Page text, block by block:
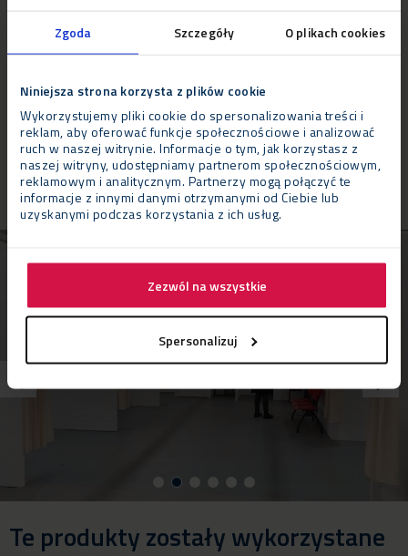
Zgoda Szczegóły O plikach cookies
Niniejsza strona korzysta z plików cookie
Wykorzystujemy pliki cookie do spersonalizowania treści i
reklam, aby oferować funkcje społecznościowe i analizować
ruch w naszej witrynie. Informacje o tym, jak korzystasz z
naszej witryny, udostępniamy partnerom społecznościowym,
reklamowym i analitycznym. Partnerzy mogą połączyć te
informacje z innymi danymi otrzymanymi od Ciebie lub
uzyskanymi podczas korzystania z ich usług.
Zezwól na wszystkie
Spersonalizuj
Efekt
Dzięki budowie hali namiotowej pod sale segregacji, oddział
ratunkowy szpitala św. Anny w Geldrop jest przygotowany na
Powierzchnia150 m2
Czas montażu1 dzień (+ 1 dzień na wyposażenie)
Okrestak długo jak będzie to konieczne
Te produkty zostały wykorzystane